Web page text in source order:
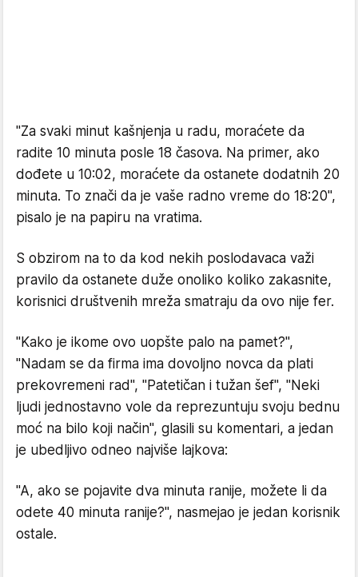
"Za svaki minut kašnjenja u radu, moraćete da
radite 10 minuta posle 18 časova. Na primer, ako
dođete u 10:02, moraćete da ostanete dodatnih 20
minuta. To znači da je vaše radno vreme do 18:20",
pisalo je na papiru na vratima.
S obzirom na to da kod nekih poslodavaca važi
pravilo da ostanete duže onoliko koliko zakasnite,
korisnici društvenih mreža smatraju da ovo nije fer.
"Kako je ikome ovo uopšte palo na pamet?",
"Nadam se da firma ima dovoljno novca da plati
prekovremeni rad", "Patetičan i tužan šef", "Neki
ljudi jednostavno vole da reprezuntuju svoju bednu
moć na bilo koji način", glasili su komentari, a jedan
je ubedljivo odneo najviše lajkova:
"A, ako se pojavite dva minuta ranije, možete li da
odete 40 minuta ranije?", nasmejao je jedan korisnik
ostale.